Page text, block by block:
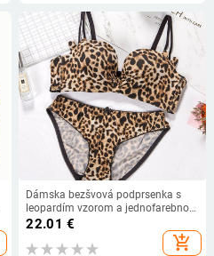
Dámska bezšvová podprsenka s
leopardím vzorom a jednofarebnou
podprsenkou s nízkym pásom,
pohodlná mäkká podprsenka, sexy
spodná bielizeň
22.01 €
add_shopping_cart